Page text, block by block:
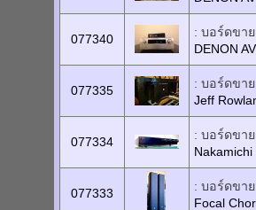
077340
: บอร์ดขาย
DENON
077335
: บอร์ดขาย
Jeff
077334
: บอร์ดขาย
077333
: บอร์ดขาย
Focal